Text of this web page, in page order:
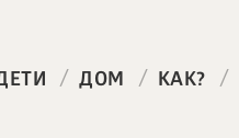
/ ДОМ / КАК? /